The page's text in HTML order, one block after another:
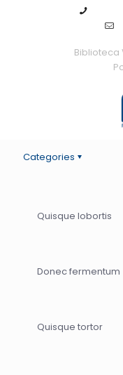
Biblioteca
Categories
Quisque lobortis
Donec fermentum
Quisque tortor